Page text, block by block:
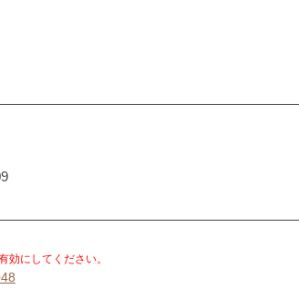
効にしてください。